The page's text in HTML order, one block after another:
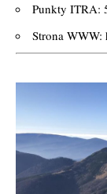
Punkty ITRA:
Strona WWW: